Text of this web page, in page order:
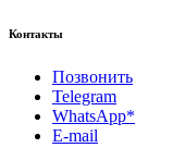
Контакты
Позвонить
Telegram
WhatsApp*
E-mail